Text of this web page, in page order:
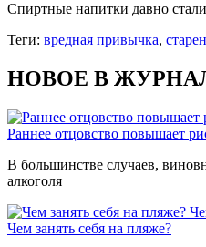
Спиртные напитки давно
Теги: вредная привычка,
НОВОЕ В
Раннее отцовство повышает
В большинстве случаев,
алкоголя
Чем занять себя на пляже?